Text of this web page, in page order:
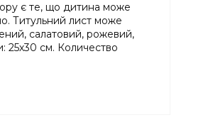
є те, що дитина може
Титульний лист може
салатовий, рожевий,
25х30 см. Количество